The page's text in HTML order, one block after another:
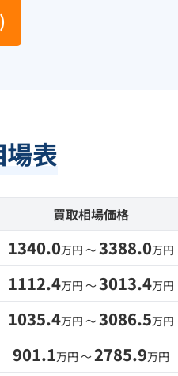
表
買取相場価格
1340.0万円 〜3388.0万円
1112.4万円 〜3013.4万円
1035.4万円 〜3086.5万円
901.1万円 〜2785.9万円